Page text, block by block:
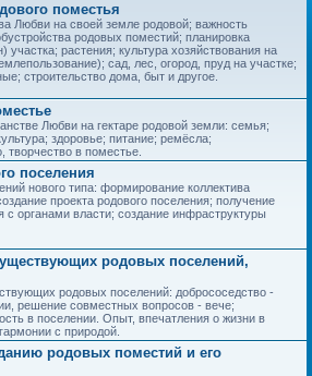
поместья
Любви на своей земле родовой; важность
родовых поместий; планировка
растения; культура хозяйствования на
сад, лес, огород, пруд на участке;
строительство дома, быт и другое.
Любви на гектаре родовой земли: семья;
здоровье; питание; ремёсла;
творчество в поместье.
поселения
нового типа: формирование коллектива
проекта родового поселения; получение
органами власти; создание инфраструктуры
родовых поселений,
родовых поселений: добрососедство -
решение совместных вопросов - вече;
в поселении. Опыт, впечатления о жизни в
с природой.
родовых поместий и его